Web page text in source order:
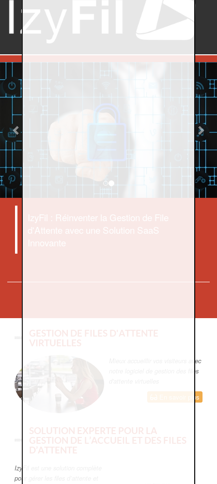
IzyFil : Réinventer la Gestion de File
d'Attente avec une Solution SaaS
Innovante
GESTION DE FILES D'ATTENTE
VIRTUELLES
Mieux accueillir vos visiteurs avec
notre logiciel de gestion des files
En savoir plus
SOLUTION EXPERTE POUR LA
GESTION DE L’ACCUEIL ET DES FILES
D’ATTENTE
IzyFil est une solution complète
pour gérer les files d’attente et